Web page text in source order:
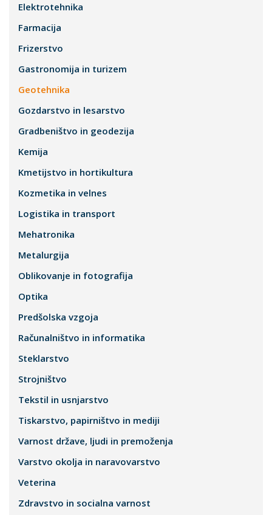
Elektrotehnika
Farmacija
Frizerstvo
Gastronomija in turizem
Geotehnika
Gozdarstvo in lesarstvo
Gradbeništvo in geodezija
Kemija
Kmetijstvo in hortikultura
Kozmetika in velnes
Logistika in transport
Mehatronika
Metalurgija
Oblikovanje in fotografija
Optika
Predšolska vzgoja
Računalništvo in informatika
Steklarstvo
Strojništvo
Tekstil in usnjarstvo
Tiskarstvo, papirništvo in mediji
Varnost države, ljudi in premoženja
Varstvo okolja in naravovarstvo
Veterina
Zdravstvo in socialna varnost